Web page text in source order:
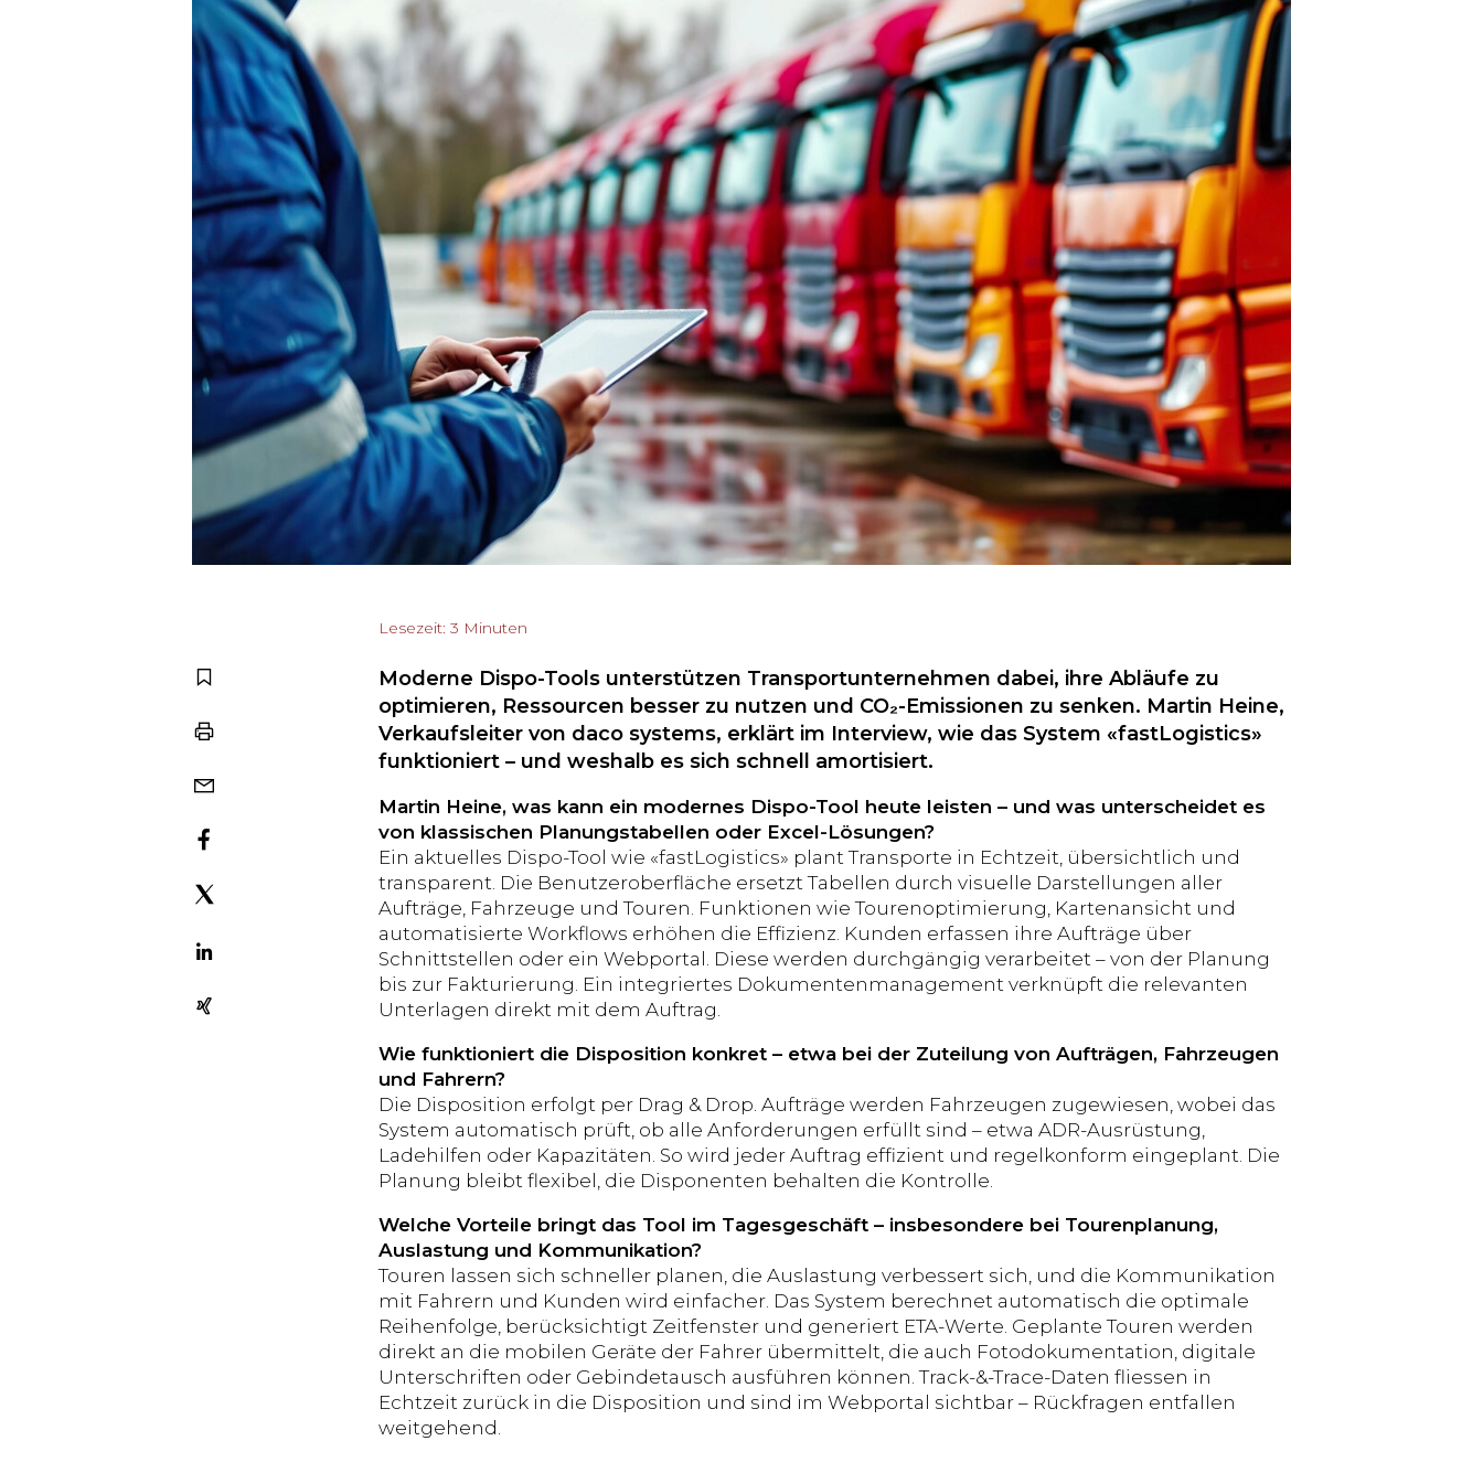
Lesezeit: 3 Minuten
Moderne Dispo-Tools unterstützen Transportunternehmen dabei, ihre Abläufe zu
optimieren, Ressourcen besser zu nutzen und CO₂-Emissionen zu senken. Martin Heine,
Verkaufsleiter von daco systems, erklärt im Interview, wie das System «fastLogistics»
funktioniert – und weshalb es sich schnell amortisiert.
Martin Heine, was kann ein modernes Dispo-Tool heute leisten – und was unterscheidet es
von klassischen Planungstabellen oder Excel-Lösungen?
Ein aktuelles Dispo-Tool wie «fastLogistics» plant Transporte in Echtzeit, übersichtlich und
transparent. Die Benutzeroberfläche ersetzt Tabellen durch visuelle Darstellungen aller
Aufträge, Fahrzeuge und Touren. Funktionen wie Tourenoptimierung, Kartenansicht und
automatisierte Workflows erhöhen die Effizienz. Kunden erfassen ihre Aufträge über
Schnittstellen oder ein Webportal. Diese werden durchgängig verarbeitet – von der Planung
bis zur Fakturierung. Ein integriertes Dokumentenmanagement verknüpft die relevanten
Unterlagen direkt mit dem Auftrag.
Wie funktioniert die Disposition konkret – etwa bei der Zuteilung von Aufträgen, Fahrzeugen
und Fahrern?
Die Disposition erfolgt per Drag & Drop. Aufträge werden Fahrzeugen zugewiesen, wobei das
System automatisch prüft, ob alle Anforderungen erfüllt sind – etwa ADR-Ausrüstung,
Ladehilfen oder Kapazitäten. So wird jeder Auftrag effizient und regelkonform eingeplant. Die
Planung bleibt flexibel, die Disponenten behalten die Kontrolle.
Welche Vorteile bringt das Tool im Tagesgeschäft – insbesondere bei Tourenplanung,
Auslastung und Kommunikation?
Touren lassen sich schneller planen, die Auslastung verbessert sich, und die Kommunikation
mit Fahrern und Kunden wird einfacher. Das System berechnet automatisch die optimale
Reihenfolge, berücksichtigt Zeitfenster und generiert ETA-Werte. Geplante Touren werden
direkt an die mobilen Geräte der Fahrer übermittelt, die auch Fotodokumentation, digitale
Unterschriften oder Gebindetausch ausführen können. Track-&-Trace-Daten fliessen in
Echtzeit zurück in die Disposition und sind im Webportal sichtbar – Rückfragen entfallen
weitgehend.